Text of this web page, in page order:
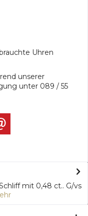
Uhren
unserer
unter 089 / 55
mit 0,48 ct.. G/vs